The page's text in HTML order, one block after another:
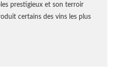
prestigieux et son terroir
certains des vins les plus